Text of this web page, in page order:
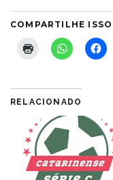
COMPARTILHE
RELACIONADO